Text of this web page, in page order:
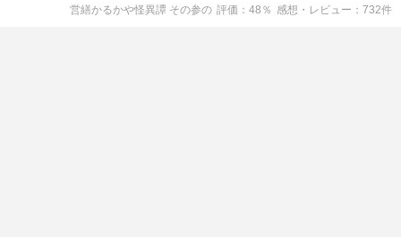
営繕かるかや怪異譚 その参の 評価 48 ％ 感想・レビュー 732件